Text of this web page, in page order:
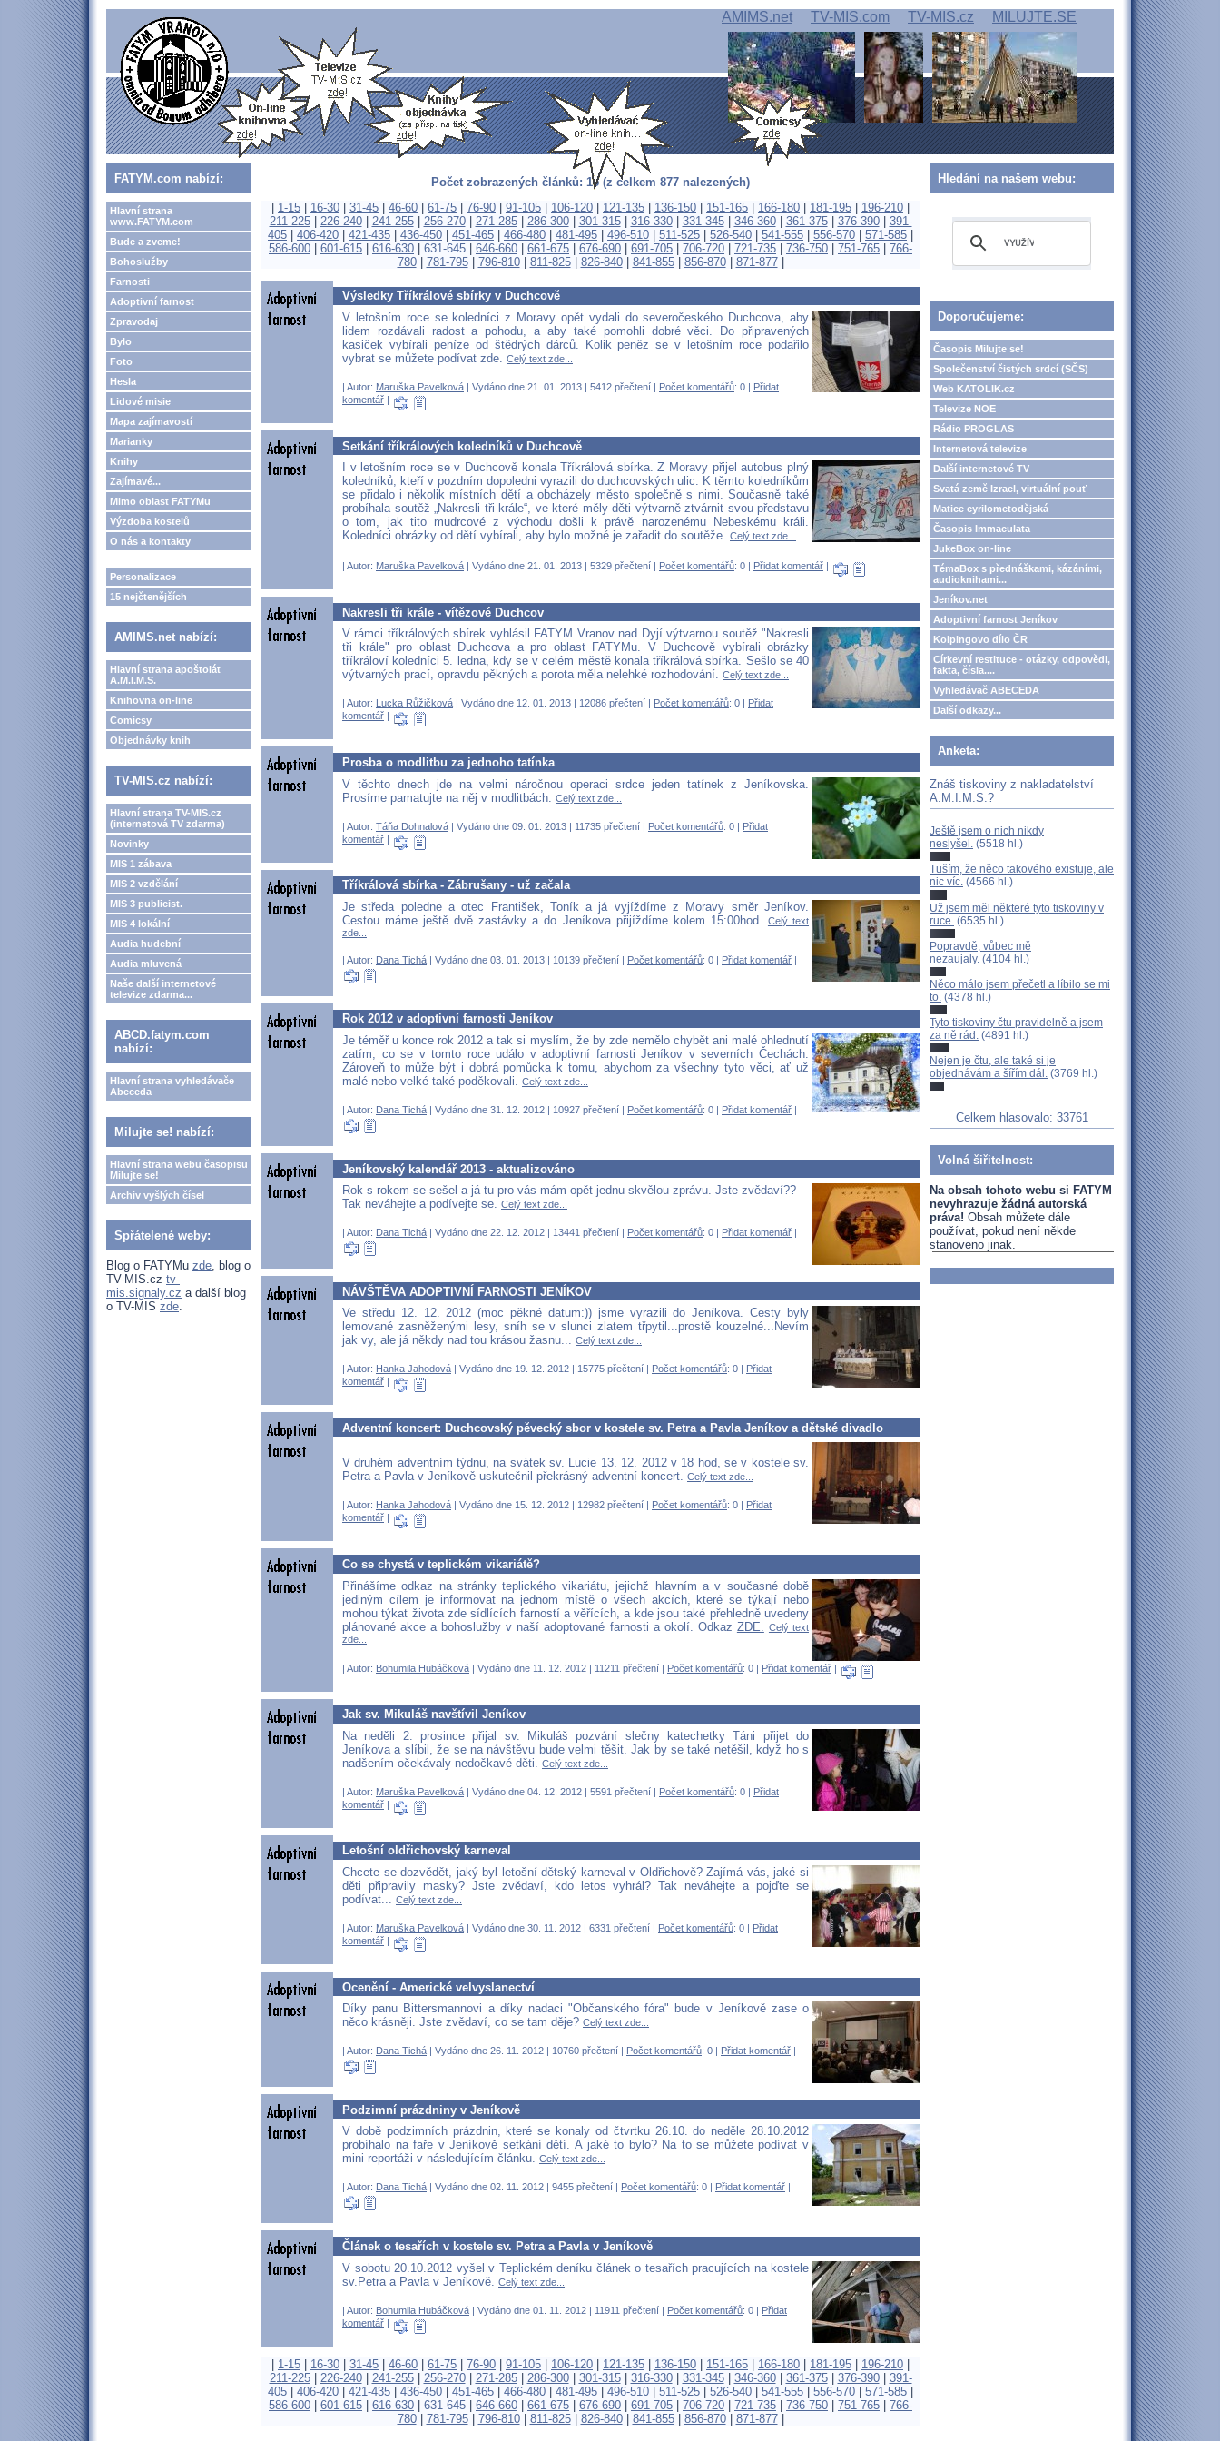
AMIMS.net TV-MIS.com TV-MIS.cz MILUJTE.SE
FATYM.com nabízí:
Hlavní strana
www.FATYM.com
Bude a zveme!
Bohoslužby
Farnosti
Adoptivní farnost
Zpravodaj
Bylo
Foto
Hesla
Lidové misie
Mapa zajímavostí
Marianky
Knihy
Zajímavé...
Mimo oblast FATYMu
Výzdoba kostelů
O nás a kontakty
Personalizace
15 nejčtenějších
AMIMS.net nabízí:
Hlavní strana apoštolát
A.M.I.M.S.
Knihovna on-line
Comicsy
Objednávky knih
TV-MIS.cz nabízí:
Hlavní strana TV-MIS.cz
(internetová TV zdarma)
Novinky
MIS 1 zábava
MIS 2 vzdělání
MIS 3 publicist.
MIS 4 lokální
Audia hudební
Audia mluvená
Naše další internetové
televize zdarma...
ABCD.fatym.com
nabízí:
Hlavní strana vyhledávače
Abeceda
Milujte se! nabízí:
Hlavní strana webu časopisu
Milujte se!
Archiv vyšlých čísel
Spřátelené weby:
Blog o FATYMu zde, blog o
TV-MIS.cz tv-
mis.signaly.cz a další blog
o TV-MIS zde.
Počet zobrazených článků: 15 (z celkem 877 nalezených)
1-15 16-30 31-45 46-60 61-75 76-90 91-105 106-120 121-135 136-150 151-165 166-180 181-195 196-210
211-225| 226-240| 241-255| 256-270| 271-285| 286-300| 301-315| 316-330| 331-345| 346-360| 361-375| 376-390| 391-
405
406-420 421-435 436-450 451-465 466-480 481-495 496-510 511-525 526-540 541-555 556-570 571-585
586-600
601-615 616-630 631-645 646-660 661-675 676-690 691-705 706-720 721-735 736-750 751-765
766-
780| 781-795| 796-810| 811-825| 826-840| 841-855| 856-870| 871-877|
Výsledky Tříkrálové sbírky v Duchcově
V letošním roce se koledníci z Moravy opět vydali do severočeského Duchcova, aby
lidem rozdávali radost a pohodu, a aby také pomohli dobré věci. Do připravených
kasiček vybírali peníze od štědrých dárců. Kolik peněz se v letošním roce podařilo
vybrat se můžete podívat zde.
Celý text zde...
| Autor: Maruška Pavelková | Vydáno dne 21. 01. 2013 | 5412 přečtení | Počet komentářů: 0 | Přidat
komentář |
Setkání tříkrálových koledníků v Duchcově
I v letošním roce se v Duchcově konala Tříkrálová sbírka. Z Moravy přijel autobus plný
koledníků, kteří v pozdním dopoledni vyrazili do duchcovských ulic. K těmto koledníkům
se přidalo i několik místních dětí a obcházely město společně s nimi. Současně také
probíhala soutěž „Nakresli tři krále“, ve které měly děti výtvarně ztvárnit svou představu
o tom, jak tito mudrcové z východu došli k právě narozenému Nebeskému králi.
Koledníci obrázky od dětí vybírali, aby bylo možné je zařadit do soutěže. Celý text zde...
| Autor: Maruška Pavelková | Vydáno dne 21. 01. 2013 | 5329 přečtení | Počet komentářů: 0 | Přidat komentář |
Nakresli tři krále - vítězové Duchcov
V rámci tříkrálových sbírek vyhlásil FATYM Vranov nad Dyjí výtvarnou soutěž "Nakresli
tři krále" pro oblast Duchcova a pro oblast FATYMu. V Duchcově vybírali obrázky
tříkráloví koledníci 5. ledna, kdy se v celém městě konala tříkrálová sbírka. Sešlo se 40
výtvarných prací, opravdu pěkných a porota měla nelehké rozhodování. Celý text zde...
| Autor: Lucka Růžičková | Vydáno dne 12. 01. 2013 | 12086 přečtení | Počet komentářů: 0 |
Přidat
komentář
Prosba o modlitbu za jednoho tatínka
V těchto dnech jde na velmi náročnou operaci srdce jeden tatínek z Jeníkovska.
Prosíme pamatujte na něj v modlitbách.
Celý text zde...
| Autor: Táňa Dohnalová | Vydáno dne 09. 01. 2013 | 11735 přečtení | Počet komentářů: 0 | Přidat
komentář |
Tříkrálová sbírka - Zábrušany - už začala
Je středa poledne a otec František, Toník a já vyjíždíme z Moravy směr Jeníkov.
Cestou máme ještě dvě zastávky a do Jeníkova přijíždíme kolem 15:00hod.
Celý text
zde...
| Autor: Dana Tichá | Vydáno dne 03. 01. 2013 | 10139 přečtení | Počet komentářů: 0 | Přidat komentář |
Rok 2012 v adoptivní farnosti Jeníkov
Je téměř u konce rok 2012 a tak si myslím, že by zde nemělo chybět ani malé ohlednutí
zatím, co se v tomto roce událo v adoptivní farnosti Jeníkov v severních Čechách.
Zároveň to může být i dobrá pomůcka k tomu, abychom za všechny tyto věci, ať už
malé nebo velké také poděkovali.
Celý text zde...
| Autor: Dana Tichá | Vydáno dne 31. 12. 2012 | 10927 přečtení | Počet komentářů: 0 | Přidat komentář |
Jeníkovský kalendář 2013 - aktualizováno
Rok s rokem se sešel a já tu pro vás mám opět jednu skvělou zprávu. Jste zvědaví??
Tak neváhejte a podívejte se. Celý text zde...
| Autor: Dana Tichá | Vydáno dne 22. 12. 2012 | 13441 přečtení | Počet komentářů: 0 | Přidat komentář |
NÁVŠTĚVA ADOPTIVNÍ FARNOSTI JENÍKOV
Ve středu 12. 12. 2012 (moc pěkné datum:)) jsme vyrazili do Jeníkova. Cesty byly
lemované zasněženými lesy, sníh se v slunci zlatem třpytil...prostě kouzelné...Nevím
jak vy, ale já někdy nad tou krásou žasnu... Celý text zde...
| Autor: Hanka Jahodová | Vydáno dne 19. 12. 2012 | 15775 přečtení | Počet komentářů: 0 |
Přidat
komentář
Adventní koncert: Duchcovský pěvecký sbor v kostele sv. Petra a Pavla Jeníkov a dětské divadlo
V druhém adventním týdnu, na svátek sv. Lucie 13. 12. 2012 v 18 hod, se v kostele sv.
Petra a Pavla v Jeníkově uskutečnil překrásný adventní koncert. Celý text zde...
| Autor: Hanka Jahodová | Vydáno dne 15. 12. 2012 | 12982 přečtení | Počet komentářů: 0 |
Přidat
komentář
Co se chystá v teplickém vikariátě?
Přinášíme odkaz na stránky teplického vikariátu, jejichž hlavním a v současné době
jediným cílem je informovat na jednom místě o všech akcích, které se týkají nebo
mohou týkat života zde sídlících farností a věřících, a kde jsou také přehledně uvedeny
plánované akce a bohoslužby v naší adoptované farnosti a okolí. Odkaz ZDE.
Celý text
zde...
| Autor: Bohumila Hubáčková | Vydáno dne 11. 12. 2012 | 11211 přečtení | Počet komentářů: 0 | Přidat komentář |
Jak sv. Mikuláš navštívil Jeníkov
Na neděli 2. prosince přijal sv. Mikuláš pozvání slečny katechetky Táni přijet do
Jeníkova a slíbil, že se na návštěvu bude velmi těšit. Jak by se také netěšil, když ho s
nadšením očekávaly nedočkavé děti.
Celý text zde...
| Autor: Maruška Pavelková | Vydáno dne 04. 12. 2012 | 5591 přečtení | Počet komentářů: 0 | Přidat
komentář |
Letošní oldřichovský karneval
Chcete se dozvědět, jaký byl letošní dětský karneval v Oldřichově? Zajímá vás, jaké si
děti připravily masky? Jste zvědaví, kdo letos vyhrál? Tak neváhejte a pojďte se
podívat... Celý text zde...
| Autor: Maruška Pavelková | Vydáno dne 30. 11. 2012 | 6331 přečtení | Počet komentářů: 0 | Přidat
komentář |
Ocenění - Americké velvyslanectví
Díky panu Bittersmannovi a díky nadaci "Občanského fóra" bude v Jeníkově zase o
něco krásněji. Jste zvědaví, co se tam děje? Celý text zde...
| Autor: Dana Tichá | Vydáno dne 26. 11. 2012 | 10760 přečtení | Počet komentářů: 0 | Přidat komentář
Podzimní prázdniny v Jeníkově
V době podzimních prázdnin, které se konaly od čtvrtku 26.10. do neděle 28.10.2012
probíhalo na faře v Jeníkově setkání dětí. A jaké to bylo? Na to se můžete podívat v
mini reportáži v následujícím článku. Celý text zde...
| Autor: Dana Tichá | Vydáno dne 02. 11. 2012 | 9455 přečtení | Počet komentářů: 0 | Přidat komentář
Článek o tesařích v kostele sv. Petra a Pavla v Jeníkově
V sobotu 20.10.2012 vyšel v Teplickém deníku článek o tesařích pracujících na kostele
sv.Petra a Pavla v Jeníkově.
Celý text zde...
| Autor: Bohumila Hubáčková | Vydáno dne 01. 11. 2012 | 11911 přečtení | Počet komentářů: 0 | Přidat
komentář |
1-15 16-30 31-45 46-60 61-75 76-90 91-105 106-120 121-135 136-150 151-165 166-180 181-195 196-210
211-225| 226-240| 241-255| 256-270| 271-285| 286-300| 301-315| 316-330| 331-345| 346-360| 361-375| 376-390| 391-
405
406-420 421-435 436-450 451-465 466-480 481-495 496-510 511-525 526-540 541-555 556-570 571-585
586-600
601-615 616-630 631-645 646-660 661-675 676-690 691-705 706-720 721-735 736-750 751-765
766-
780| 781-795| 796-810| 811-825| 826-840| 841-855| 856-870| 871-877|
Hledání na našem webu:
Doporučujeme:
Časopis Milujte se!
Společenství čistých srdcí (SČS)
Web KATOLIK.cz
Televize NOE
Rádio PROGLAS
Internetová televize
Další internetové TV
Svatá země Izrael, virtuální pouť
Matice cyrilometodějská
Časopis Immaculata
JukeBox on-line
TémaBox s přednáškami, kázáními,
audioknihami...
Jeníkov.net
Adoptivní farnost Jeníkov
Kolpingovo dílo ČR
Církevní restituce - otázky, odpovědi,
fakta, čísla....
Vyhledávač ABECEDA
Další odkazy...
Anketa:
Znáš tiskoviny z nakladatelství
A.M.I.M.S.?
Ještě jsem o nich nikdy
neslyšel. (5518 hl.)
Tuším, že něco takového existuje, ale
nic víc. (4566 hl.)
Už jsem měl některé tyto tiskoviny v
ruce. (6535 hl.)
Popravdě, vůbec mě
nezaujaly. (4104 hl.)
Něco málo jsem přečetl a líbilo se mi
to. (4378 hl.)
Tyto tiskoviny čtu pravidelně a jsem
za ně rád. (4891 hl.)
Nejen je čtu, ale také si je
objednávám a šířím dál. (3769 hl.)
Celkem hlasovalo: 33761
Volná šiřitelnost:
Na obsah tohoto webu si FATYM
nevyhrazuje žádná autorská
práva! Obsah můžete dále
používat, pokud není někde
stanoveno jinak.